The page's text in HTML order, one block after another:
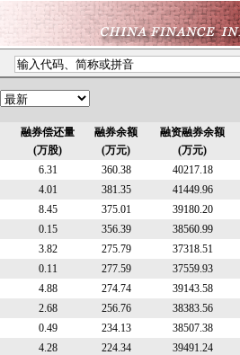
融券偿还量
(万股)
融券余额
(万元)
融资融券余额
(万元)
6.31 360.38 40217.18
4.01 381.35 41449.96
8.45 375.01 39180.20
0.15 356.39 38560.99
3.82 275.79 37318.51
0.11 277.59 37559.93
4.88 274.74 39143.58
2.68 256.76 38383.56
0.49 234.13 38507.38
4.28 224.34 39491.24